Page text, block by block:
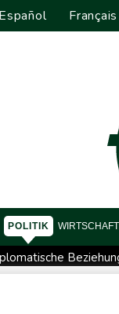
Español Français
POLITIK WIRTSCHAFT